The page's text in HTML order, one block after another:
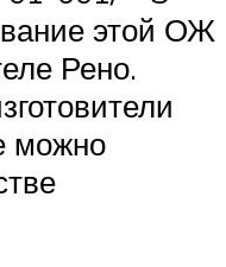
этой ОЖ
Рено.
можно